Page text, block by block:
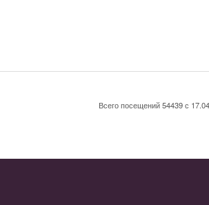
Всего посещений 54439 с